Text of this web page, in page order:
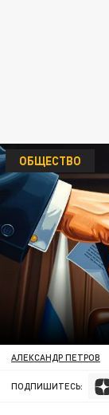
ОБЩЕСТВО
АЛЕКСАНДР ПЕТРОВ
ПОДПИШИТЕСЬ: